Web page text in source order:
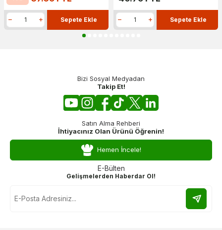
Sepete Ekle Sepete Ekle
Bizi Sosyal Medyadan
Takip Et!
Satın Alma Rehberi
İhtiyacınız Olan Ürünü Öğrenin!
Hemen İncele!
E-Bülten
Gelişmelerden Haberdar Ol!